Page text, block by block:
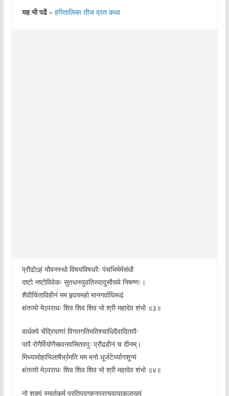
यह भी पढें – हरितालिका तीज व्रत कथा
प्रौढो‌ऽहं यौवनस्थो विषयविषधरैः पंचभिर्मर्मसंधौ
दष्टो नष्टो‌विवेकः सुतधनयुवतिस्वादुसौख्ये निषण्णः।
शैवीचिंताविहीनं मम हृदयमहो मानगर्वाधिरूढं
क्षंतव्यो मे‌ऽपराधः शिव शिव शिव भो श्री महादेव शंभो ॥३॥
वार्धक्ये चेंद्रियाणां विगतगतिमतिश्चाधिदैवादितापैः
पापै रोगैर्वियोगैस्त्वनवसितवपुः प्रौढहीनं च दीनम्।
मिथ्यामोहाभिलाषैर्भ्रमति मम मनो धूर्जटेर्ध्यानशून्यं
क्षंतव्यो मे‌ऽपराधः शिव शिव शिव भो श्री महादेव शंभो ॥४॥
नो शक्यं स्मार्तकर्म प्रतिपदगहनप्रत्यवायाकुलाख्यं